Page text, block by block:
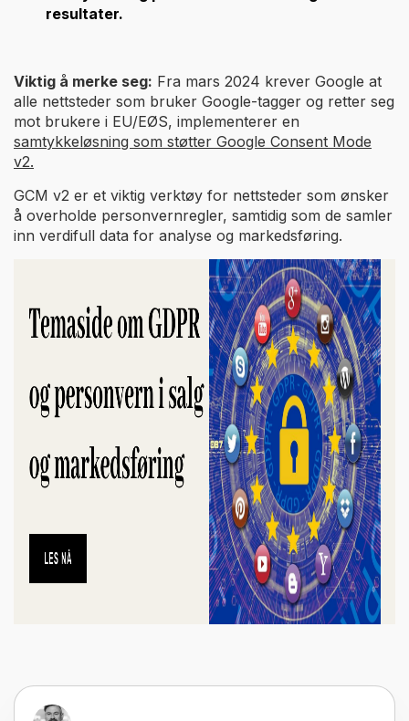
resultater.
Viktig å merke seg: Fra mars 2024 krever Google at
alle nettsteder som bruker Google-tagger og retter seg
mot brukere i EU/EØS, implementerer en
samtykkeløsning som støtter Google Consent Mode
v2.
GCM v2 er et viktig verktøy for nettsteder som ønsker
å overholde personvernregler, samtidig som de samler
inn verdifull data for analyse og markedsføring.